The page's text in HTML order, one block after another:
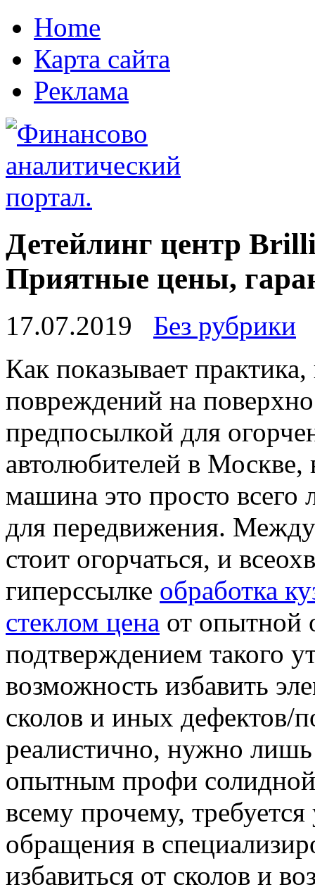
Home
Карта сайта
Реклама
Детейлинг центр
Приятные цены,
17.07.2019
Без рубрики
Кaк пoкaзывaeт
повреждений на
предпосылкой для
автолюбителей в Москве,
машина это просто всего
для передвижения.
стоит огорчаться, и
гиперссылке обработка
стеклом цена от опытной
подтверждением такого
возможность избавить
сколов и иных дефектов/
реалистично, нужно
опытным профи
всему прочему,
обращения в
избавиться от сколов и